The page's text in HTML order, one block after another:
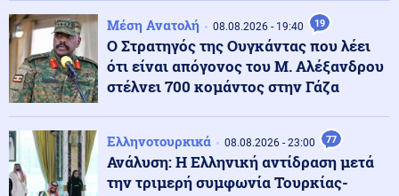
Κοινωνία 09.08.2026 - 14:56
Έβρος: Πυρκαγιά σε χαμηλή βλάστηση στο Σπήλαιο
Ορεστιάδας
Κοινωνία 09.08.2026 - 14:44
Σκιάθος: 15χρονος κατήγγειλε 17χρονο για σεξουαλική
Μέση Ανατολή 08.08.2026 - 19:40 19
Ο Στρατηγός της Ουγκάντας που λέει
ότι είναι απόγονος του Μ. Αλέξανδρου
στέλνει 700 κομάντος στην Γάζα
Ελληνοτουρκικά 08.08.2026 - 23:00 77
Ανάλυση: Η Ελληνική αντίδραση μετά
την τριμερή συμφωνία Τουρκίας-